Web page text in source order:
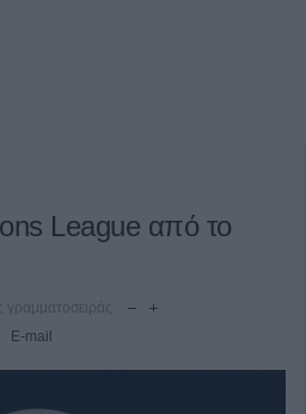
League από το
γραμματοσειράς
E-mail